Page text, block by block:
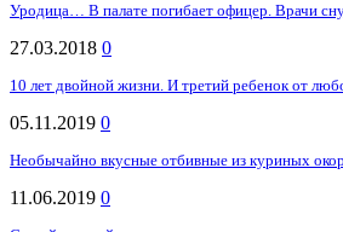
Уродица… В палате погибает офицер. Врачи
27.03.2018 0
10 лет двойной жизни. И третий ребенок от
05.11.2019 0
Необычайно вкусные отбивные из куриных
11.06.2019 0